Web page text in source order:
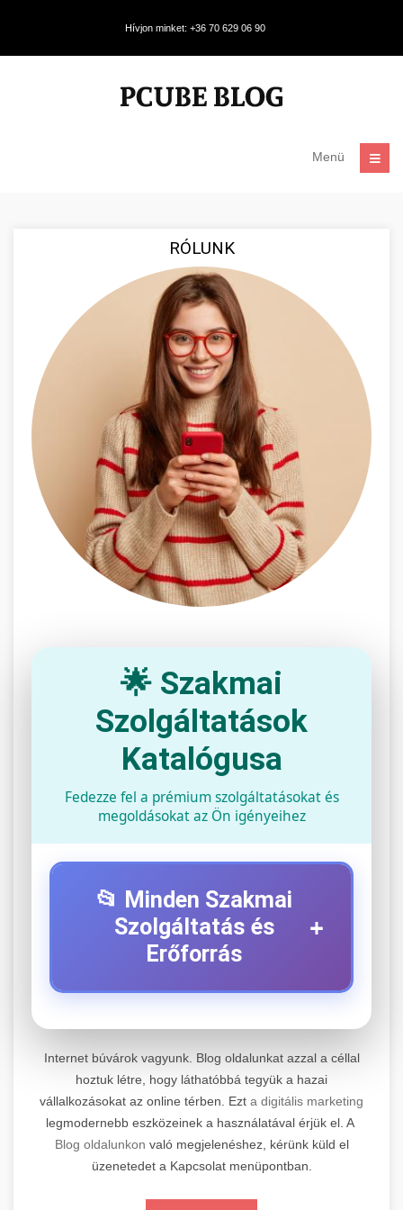
Hívjon minket: +36 70 629 06 90
Menü
RÓLUNK
🌟 Szakmai
Szolgáltatások
Katalógusa
Fedezze fel a prémium szolgáltatásokat és
megoldásokat az Ön igényeihez
📂 Minden Szakmai
Szolgáltatás és
Erőforrás
+
+
Professzionális elektromos roller javítási és
karbantartási szolgáltatások. Szakértő
technikusaink minőségi szervízt nyújtanak
minden jelentős márkához és modellhez.
Szervizközpont Látogatása
📊 2. Online Marketing
Ügynökség
+
Átfogó online marketing szolgáltatások,
beleértve a SEO-t, közösségi média kezelést és
Internet búvárok vagyunk. Blog oldalunkat azzal a céllal
hoztuk létre, hogy láthatóbbá tegyük a hazai
vállalkozásokat az online térben. Ezt a digitális marketing
legmodernebb eszközeinek a használatával érjük el. A
Blog oldalunkon való megjelenéshez, kérünk küld el
üzenetedet a Kapcsolat menüpontban.